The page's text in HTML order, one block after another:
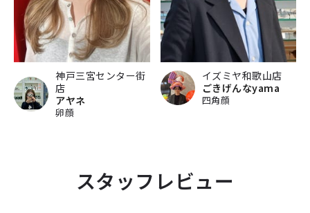
神戸三宮センター街
店
アヤネ
卵顔
イズミヤ和歌山店
ごきげんなyama
四角顔
スタッフレビュー